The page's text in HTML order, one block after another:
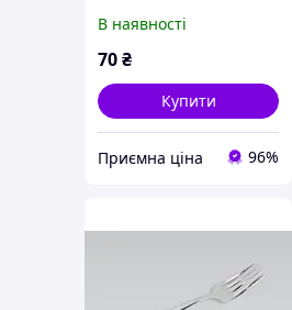
В наявності
70₴
Купити
Приємна ціна 96%